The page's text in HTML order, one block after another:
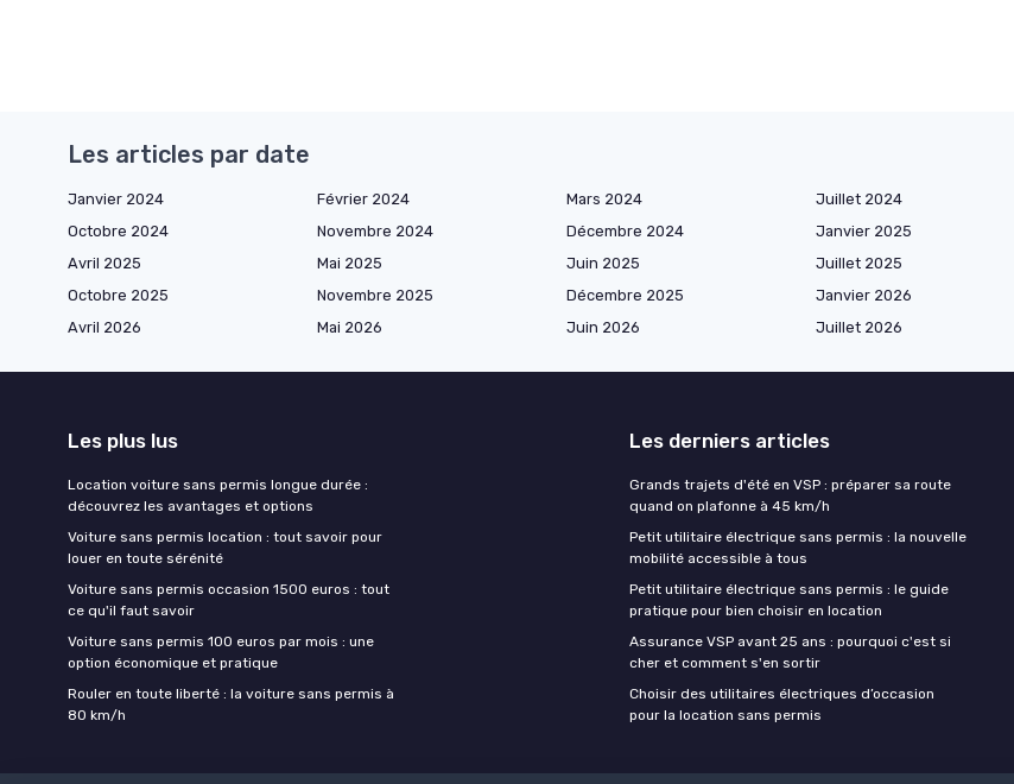
Les articles par date
Janvier 2024 Février 2024 Mars 2024 Juillet 2024
Octobre 2024
Novembre 2024 Décembre 2024 Janvier 2025
Avril 2025
Mai 2025 Juin 2025 Juillet 2025
Octobre 2025
Novembre 2025 Décembre 2025 Janvier 2026
Avril 2026
Mai 2026 Juin 2026 Juillet 2026
Les plus lus
Location voiture sans permis longue durée :
découvrez les avantages et options
Voiture sans permis location : tout savoir pour
louer en toute sérénité
Voiture sans permis occasion 1500 euros : tout
ce qu'il faut savoir
Voiture sans permis 100 euros par mois : une
option économique et pratique
Rouler en toute liberté : la voiture sans permis à
80 km/h
Les derniers articles
Grands trajets d'été en VSP : préparer sa route
quand on plafonne à 45 km/h
Petit utilitaire électrique sans permis : la nouvelle
mobilité accessible à tous
Petit utilitaire électrique sans permis : le guide
pratique pour bien choisir en location
Assurance VSP avant 25 ans : pourquoi c'est si
cher et comment s'en sortir
Choisir des utilitaires électriques d’occasion
pour la location sans permis